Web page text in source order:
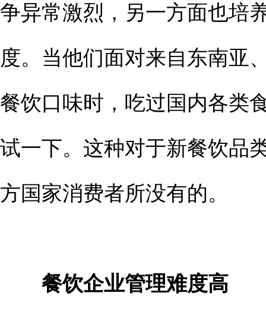
争异常激烈，另一方面也培
度。当他们面对来自东南亚
餐饮口味时，吃过国内各类
试一下。这种对于新餐饮品
方国家消费者所没有的。
餐饮企业管理难度高